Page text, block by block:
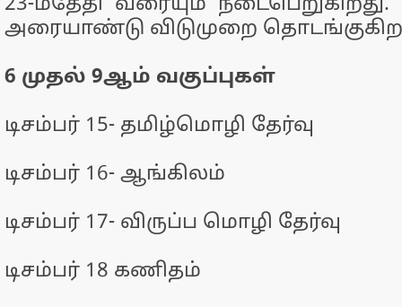
23-ம்தேதி வரையும் நடைபெறுகிறது.
அரையாண்டு விடுமுறை
6 முதல் 9ஆம் வகுப்புகள்
டிசம்பர் 15- தமிழ்மொழி தேர்வு
டிசம்பர் 16- ஆங்கிலம்
டிசம்பர் 17- விருப்ப மொழி தேர்வு
டிசம்பர் 18 கணிதம்